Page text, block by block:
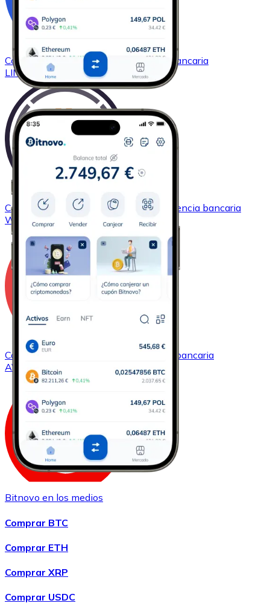
ComprarChainlink con transferencia bancaria
LINK
ComprarWrapped Bitcoin con transferencia bancaria
WBTC
ComprarAvalanche
con transferencia bancaria
AVAX
ComprarShiba Inucon transferencia bancaria
Bitnovo en los medios
Comprar BTC
Comprar ETH
Comprar XRP
Comprar USDC